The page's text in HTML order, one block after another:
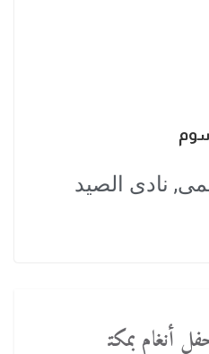
, نادى الصيد
أنغام بمكت